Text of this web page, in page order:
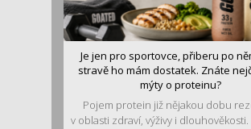
Je jen pro sportovce, přiberu po
stravě ho mám dostatek. Znáte
mýty o proteinu?
Pojem protein již nějakou dobu
v oblasti zdraví, výživy i dlouhověkosti.